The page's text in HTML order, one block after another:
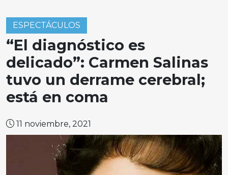
ESPECTÁCULOS
“El diagnóstico es
delicado”: Carmen Salinas
tuvo un derrame cerebral;
está en coma
11 noviembre, 2021